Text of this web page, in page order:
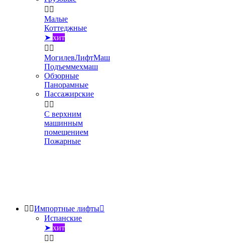
 
Малые
Коттеджные
➤ хит
 
МогилевЛифтМаш
Подъеммехмаш
Обзорные
Панорамные
Пассажирские
 
С верхним
машинным
помещением
Пожарные
 Импортные лифты
Испанские
➤ хит
 